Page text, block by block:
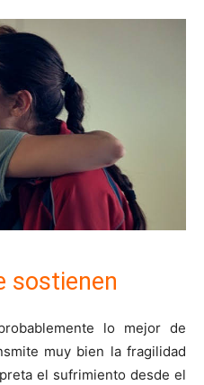
sostienen
lo mejor de
muy bien la fragilidad
el sufrimiento desde el